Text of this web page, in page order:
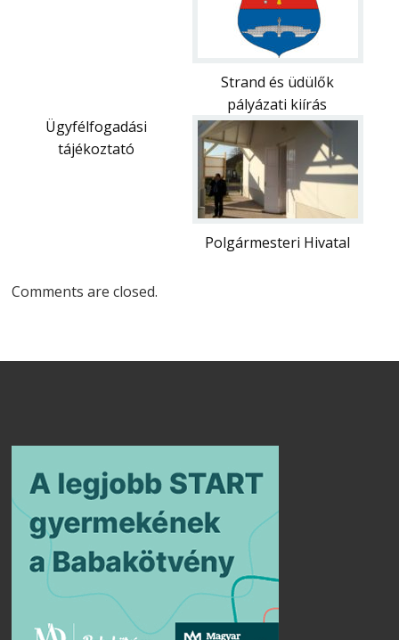
Strand és üdülők
pályázati kiírás
Ügyfélfogadási
tájékoztató
Polgármesteri Hivatal
Comments are closed.